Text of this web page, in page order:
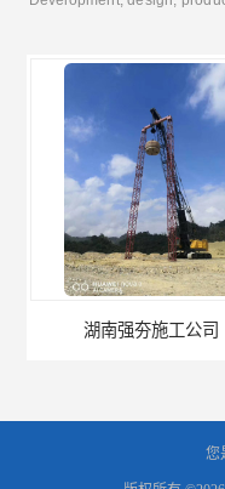
湖南强夯施工公司
您